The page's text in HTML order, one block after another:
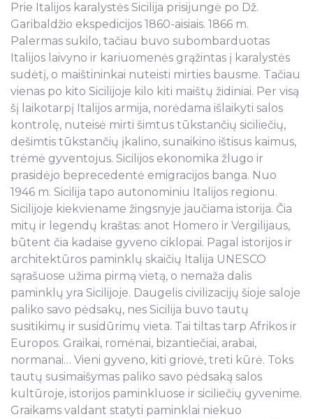
Prie Italijos karalystės Sicilija prisijungė po Dž.
Garibaldžio ekspedicijos 1860-aisiais. 1866 m.
Palermas sukilo, tačiau buvo subombarduotas
Italijos laivyno ir kariuomenės grąžintas į karalystės
sudėtį, o maištininkai nuteisti mirties bausme. Tačiau
vienas po kito Sicilijoje kilo kiti maištų židiniai. Per visą
šį laikotarpį Italijos armija, norėdama išlaikyti salos
kontrolę, nuteisė mirti šimtus tūkstančių siciliečių,
dešimtis tūkstančių įkalino, sunaikino ištisus kaimus,
trėmė gyventojus. Sicilijos ekonomika žlugo ir
prasidėjo beprecedentė emigracijos banga. Nuo
1946 m. Sicilija tapo autonominiu Italijos regionu.
Sicilijoje kiekviename žingsnyje jaučiama istorija. Čia
mitų ir legendų kraštas: anot Homero ir Vergilijaus,
būtent čia kadaise gyveno ciklopai. Pagal istorijos ir
architektūros paminklų skaičių Italija UNESCO
sąrašuose užima pirmą vietą, o nemaža dalis
paminklų yra Sicilijoje. Daugelis civilizacijų šioje saloje
paliko savo pėdsakų, nes Sicilija buvo tautų
susitikimų ir susidūrimų vieta. Tai tiltas tarp Afrikos ir
Europos. Graikai, romėnai, bizantiečiai, arabai,
normanai… Vieni gyveno, kiti griovė, treti kūrė. Toks
tautų susimaišymas paliko savo pėdsaką salos
kultūroje, istorijos paminkluose ir siciliečių gyvenime.
Graikams valdant statyti paminklai niekuo